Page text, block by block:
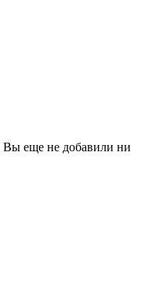
Вы еще не добавили ни